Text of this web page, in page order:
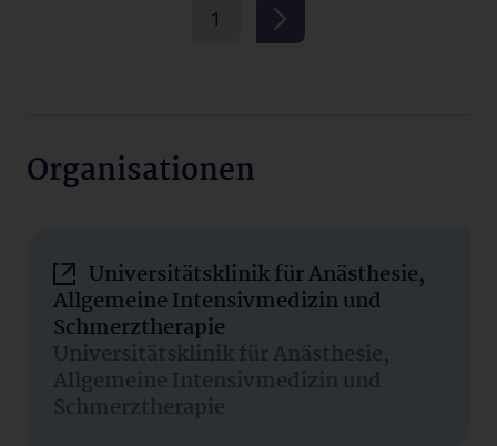
1
Organisationen
Universitätsklinik für Anästhesie,
Allgemeine Intensivmedizin und
Schmerztherapie
Universitätsklinik für Anästhesie,
Allgemeine Intensivmedizin und
Schmerztherapie